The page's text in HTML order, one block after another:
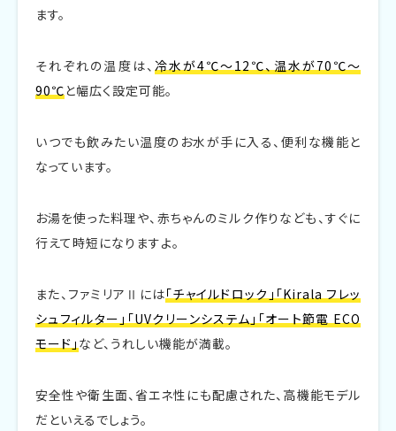
ます。
それぞれの温度は、 冷水が4℃～12℃、温水が70℃～
90℃と幅広く設定可能。
いつでも飲みたい温度のお水が手に入る、便利な機能と
なっています。
お湯を使った料理や、赤ちゃんのミルク作りなども、すぐに
行えて時短になりますよ。
また、ファミリアⅡには「チャイルドロック」「Kirala フレッ
シュフィルター」「UVクリーンシステム」「オート節電 ECO
モード」など、うれしい機能が満載。
安全性や衛生面、省エネ性にも配慮された、高機能モデル
だといえるでしょう。